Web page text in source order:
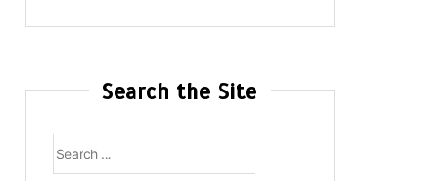
Search the Site
for: